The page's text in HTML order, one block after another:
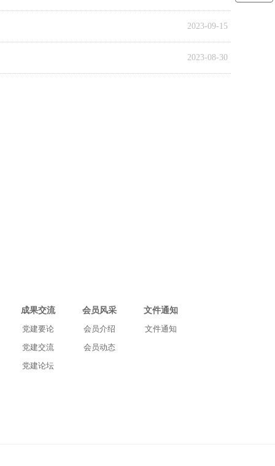
2023-09-15
2023-08-30
成果交流 文件通知
会员风采
党建论坛
党建交流
党建要论
会员动态
会员介绍 文件通知